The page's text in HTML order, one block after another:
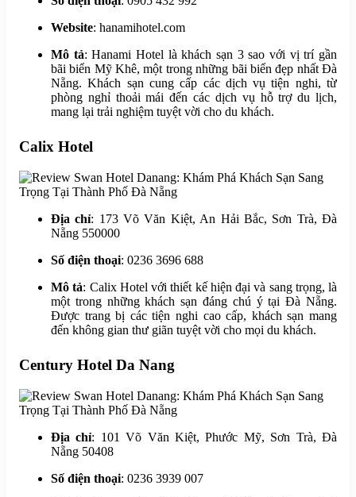
Website: hanamihotel.com
Mô tả: Hanami Hotel là khách sạn 3 sao với vị trí gần
bãi biển Mỹ Khê, một trong những bãi biển đẹp nhất Đà
Nẵng. Khách sạn cung cấp các dịch vụ tiện nghi, từ
phòng nghỉ thoải mái đến các dịch vụ hỗ trợ du lịch,
mang lại trải nghiệm tuyệt vời cho du khách.
Calix Hotel
Địa chỉ: 173 Võ Văn Kiệt, An Hải Bắc, Sơn Trà, Đà
Nẵng 550000
Số điện thoại: 0236 3696 688
Mô tả: Calix Hotel với thiết kế hiện đại và sang trọng, là
một trong những khách sạn đáng chú ý tại Đà Nẵng.
Được trang bị các tiện nghi cao cấp, khách sạn mang
đến không gian thư giãn tuyệt vời cho mọi du khách.
Century Hotel Da Nang
Địa chỉ: 101 Võ Văn Kiệt, Phước Mỹ, Sơn Trà, Đà
Nẵng 50408
Số điện thoại: 0236 3939 007